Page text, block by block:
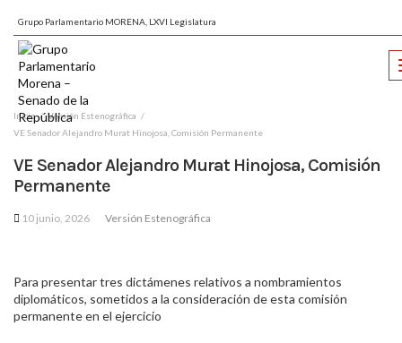
Grupo Parlamentario MORENA, LXVI Legislatura
Inicio
Versión Estenográfica
VE Senador Alejandro Murat Hinojosa, Comisión Permanente
VE Senador Alejandro Murat Hinojosa, Comisión
Permanente
10 junio, 2026 Versión Estenográfica
Para presentar tres dictámenes relativos a nombramientos
diplomáticos, sometidos a la consideración de esta comisión
permanente en el ejercicio